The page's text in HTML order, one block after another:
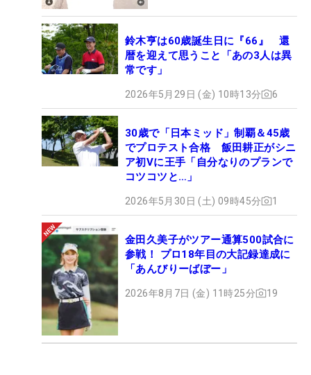
鈴木亨は60歳誕生日に『66』 還
暦を迎えて思うこと「あの3人は異
常です」
2026年5月29日 (金) 10時13分 6
30歳で「日本ミッド」制覇＆45歳
でプロテスト合格 飯田耕正がシニ
ア初Vに王手「自分なりのプランで
コツコツと…」
2026年5月30日 (土) 09時45分 1
金田久美子がツアー通算500試合に
参戦！ プロ18年目の大記録達成に
「あんびりーばぼー」
2026年8月7日 (金) 11時25分 19